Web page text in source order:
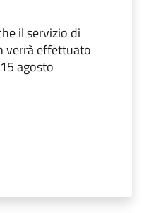
il servizio di
verrà effettuato
agosto